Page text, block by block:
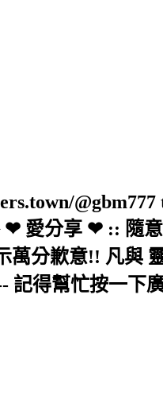
愛分享 ❤ :: 隨
分歉意!! 凡與
記得幫忙按一下